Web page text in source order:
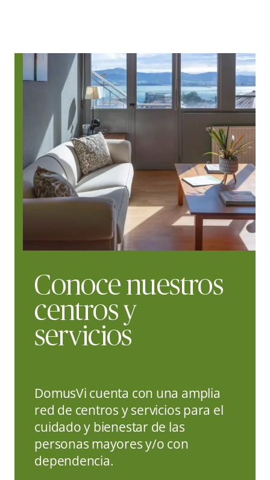
Conoce nuestros
centros y
servicios
DomusVi cuenta con una amplia
red de centros y servicios para el
cuidado y bienestar de las
personas mayores y/o con
dependencia.